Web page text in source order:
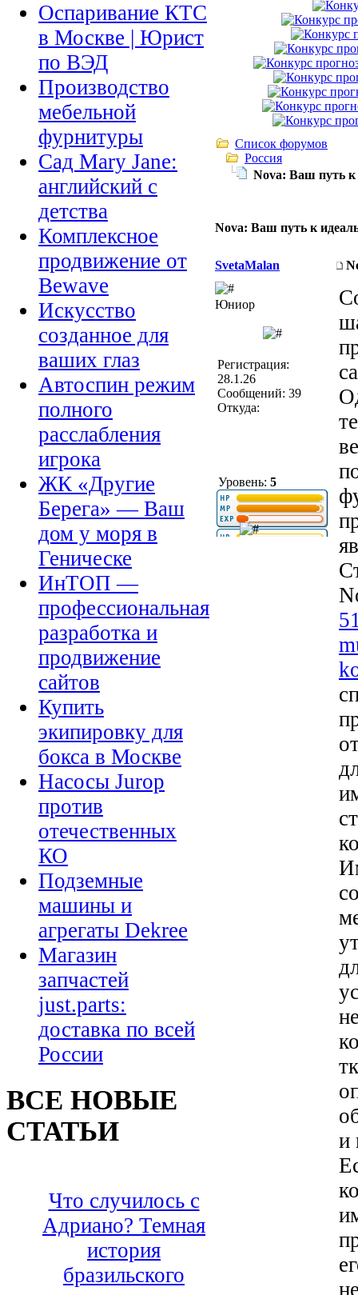
Оспаривание КТС
в Москве | Юрист
по ВЭД
Производство
мебельной
фурнитуры
Сад Mary Jane:
английский с
детства
Комплексное
продвижение от
Bewave
Искусство
созданное для
ваших глаз
Автоспин режим
полного
расслабления
игрока
ЖК «Другие
Берега» — Ваш
дом у моря в
Геническе
ИнТОП —
профессиональная
разработка и
продвижение
сайтов
Купить
экипировку для
бокса в Москве
Насосы Jurop
против
отечественных
КО
Подземные
машины и
агрегаты Dekree
Магазин
запчастей
just.parts:
доставка по всей
России
ВСЕ НОВЫЕ
СТАТЬИ
Что случилось с
Адриано? Темная
история
бразильского
Список форумов
Россия
Nova: Ваш путь к
Nova: Ваш путь к
SvetaMalan
Юниор
Регистрация:
28.1.26
Сообщений: 39
Откуда:
Уровень: 5
и